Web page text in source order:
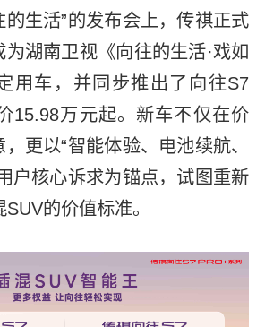
生活”的发布会上，传祺正式
湖南卫视《向往的生活·戏如
用车，并同步推出了向往S7
15.98万元起。新车不仅在价
更以“智能体验、电池续航、
户核心诉求为锚点，试图重新
的价值标准。